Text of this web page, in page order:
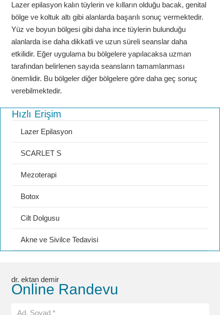
Lazer epilasyon kalın tüylerin ve kılların olduğu bacak, genital
bölge ve koltuk altı gibi alanlarda başarılı sonuç vermektedir.
Yüz ve boyun bölgesi gibi daha ince tüylerin bulunduğu
alanlarda ise daha dikkatli ve uzun süreli seanslar daha
etkilidir. Eğer uygulama bu bölgelere yapılacaksa uzman
tarafından belirlenen sayıda seansların tamamlanması
önemlidir. Bu bölgeler diğer bölgelere göre daha geç sonuç
verebilmektedir.
Hızlı Erişim
Lazer Epilasyon
SCARLET S
Mezoterapi
Botox
Cilt Dolgusu
Akne ve Sivilce Tedavisi
dr. ektan demir
Online Randevu